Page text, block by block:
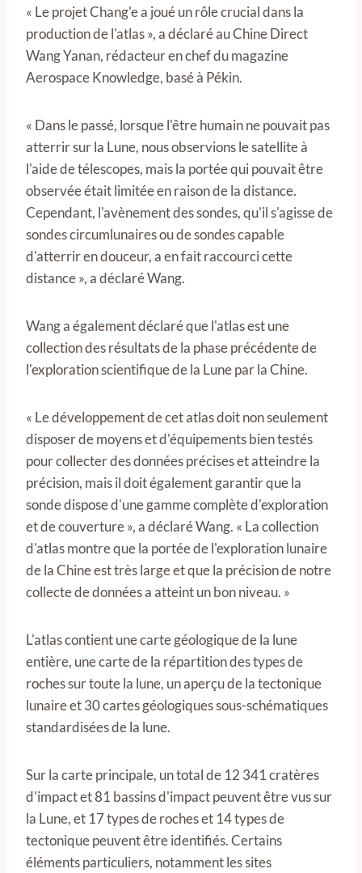
« Le projet Chang'e a joué un rôle crucial dans la
production de l'atlas », a déclaré au Chine Direct
Wang Yanan, rédacteur en chef du magazine
Aerospace Knowledge, basé à Pékin.
« Dans le passé, lorsque l'être humain ne pouvait pas
atterrir sur la Lune, nous observions le satellite à
l'aide de télescopes, mais la portée qui pouvait être
observée était limitée en raison de la distance.
Cependant, l'avènement des sondes, qu'il s'agisse de
sondes circumlunaires ou de sondes capable
d'atterrir en douceur, a en fait raccourci cette
distance », a déclaré Wang.
Wang a également déclaré que l'atlas est une
collection des résultats de la phase précédente de
l'exploration scientifique de la Lune par la Chine.
« Le développement de cet atlas doit non seulement
disposer de moyens et d'équipements bien testés
pour collecter des données précises et atteindre la
précision, mais il doit également garantir que la
sonde dispose d'une gamme complète d'exploration
et de couverture », a déclaré Wang. « La collection
d'atlas montre que la portée de l'exploration lunaire
de la Chine est très large et que la précision de notre
collecte de données a atteint un bon niveau. »
L'atlas contient une carte géologique de la lune
entière, une carte de la répartition des types de
roches sur toute la lune, un aperçu de la tectonique
lunaire et 30 cartes géologiques sous-schématiques
standardisées de la lune.
Sur la carte principale, un total de 12 341 cratères
d'impact et 81 bassins d'impact peuvent être vus sur
la Lune, et 17 types de roches et 14 types de
tectonique peuvent être identifiés. Certains
éléments particuliers, notamment les sites